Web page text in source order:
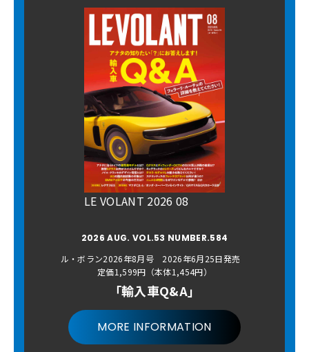
LE VOLANT 2026 08
2026 AUG. VOL.53 NUMBER.584
ル・ボラン2026年8月号 2026年6月25日発売
定価1,599円（本体1,454円）
「輸入車Q&A」
MORE INFORMATION